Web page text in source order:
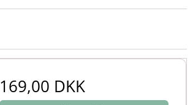
169,00 DKK